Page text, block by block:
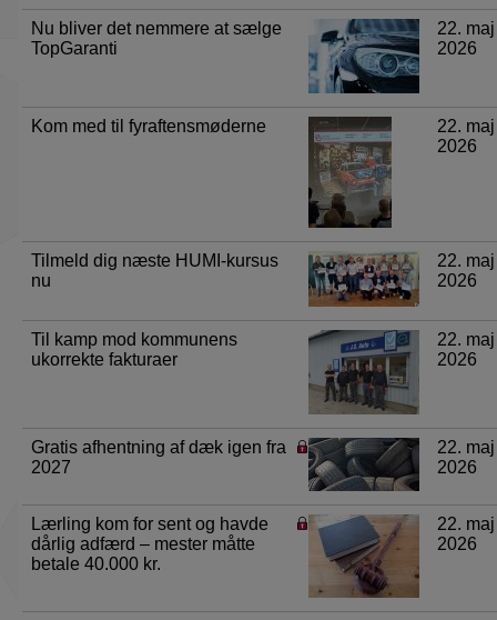
Nu bliver det nemmere at sælge
TopGaranti
22. maj
2026
Kom med til fyraftensmøderne
22. maj
2026
Tilmeld dig næste HUMI-kursus
nu
22. maj
2026
Til kamp mod kommunens
ukorrekte fakturaer
22. maj
2026
Gratis afhentning af dæk igen fra
2027
22. maj
2026
Lærling kom for sent og havde
dårlig adfærd – mester måtte
betale 40.000 kr.
22. maj
2026